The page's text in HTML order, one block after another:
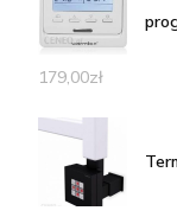
179,00zł